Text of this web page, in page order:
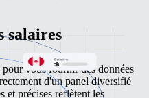
salaires
vous fournir des données
d'un panel diversifié
et précises reflètent les